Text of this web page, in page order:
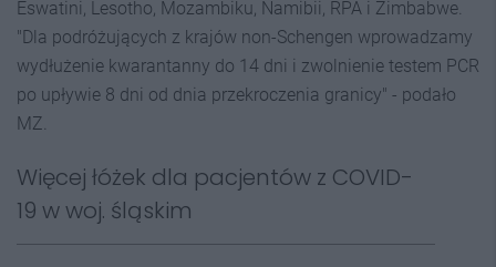
Eswatini, Lesotho, Mozambiku, Namibii, RPA i Zimbabwe.
"Dla podróżujących z krajów non-Schengen wprowadzamy
wydłużenie kwarantanny do 14 dni i zwolnienie testem PCR
po upływie 8 dni od dnia przekroczenia granicy" - podało
MZ.
Więcej łóżek dla pacjentów z COVID-
19 w woj. śląskim